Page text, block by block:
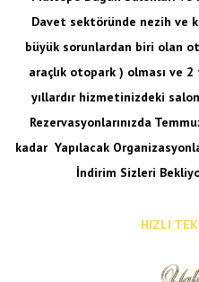
Davet sektöründe nezih ve
büyük sorunlardan biri olan
araçlık otopark ) olması ve
yıllardır hizmetinizdeki
Rezervasyonlarınızda
kadar Yapılacak
İndirim Sizleri
HIZLI